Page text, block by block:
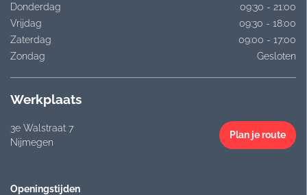
Donderdag
09:30 - 21:00
Vrijdag
09:30 - 18:00
Zaterdag
09:00 - 17:00
Zondag
Gesloten
Werkplaats
3e Walstraat 7
Nijmegen
Plan je route
Openingstijden